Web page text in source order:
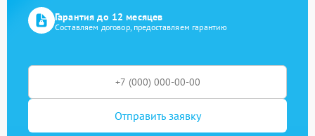
Гарантия до 12 месяцев
Составляем договор, предоставляем гарантию
Отправить заявку